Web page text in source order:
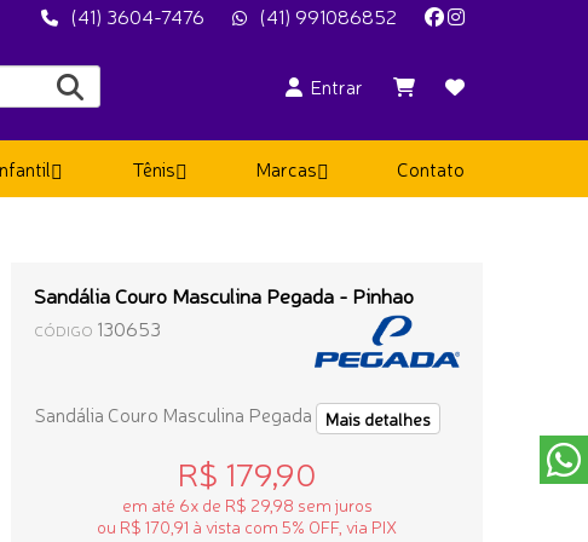
(41) 3604-7476 (41) 991086852
Entrar
Tênis Marcas Contato
Sandália Couro Masculina Pegada - Pinhao
CÓDIGO 130653
Sandália Couro Masculina Pegada Mais detalhes
R$ 179,90
em até 6x de R$ 29,98 sem juros
ou R$ 170,91 à vista com 5% OFF, via PIX